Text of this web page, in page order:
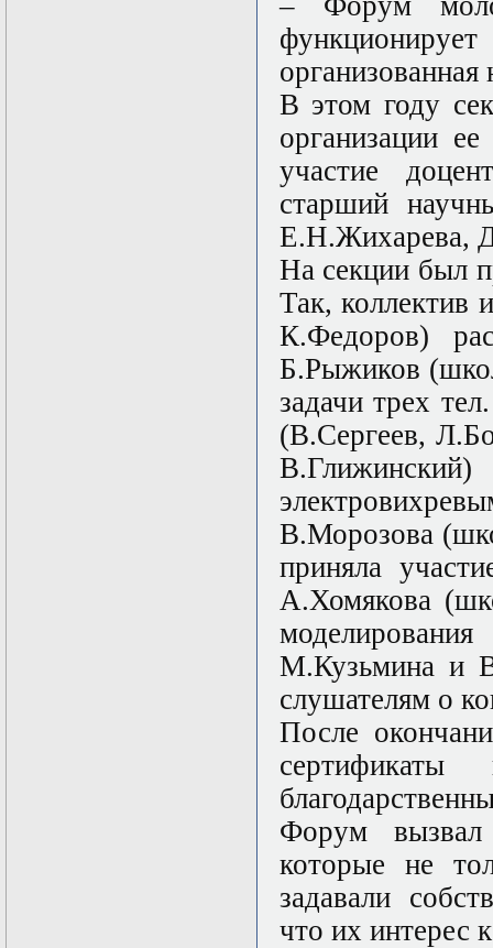
В этом году
организации
участие
старший
Е.Н.Жихарева,
На секции был
Так,
К.Федоров)
Б.Рыжиков
задачи трех
(В.Сергеев,
В.Глижинский)
В.Морозова
приняла
А.Хомякова
М.Кузьмина и
слушателям о
После
Форум
которые не
задавали
что их интерес